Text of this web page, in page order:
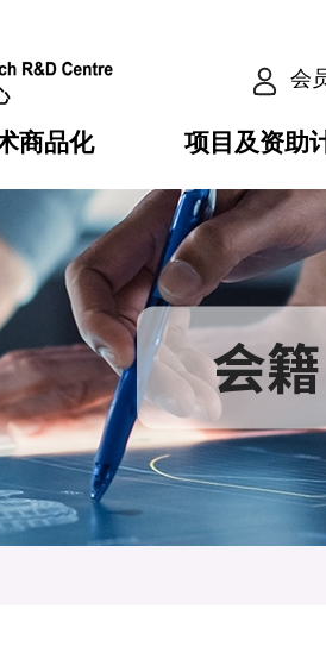
会
记
商品化
之技术
共服务之创新技术
项目及资助
项目计划书
库
务
会籍